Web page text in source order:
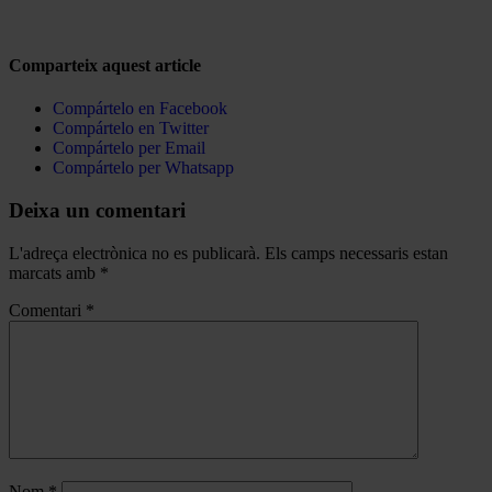
Comparteix aquest article
Compártelo en Facebook
Compártelo en Twitter
Compártelo per Email
Compártelo per Whatsapp
Deixa un comentari
L'adreça electrònica no es publicarà. Els camps necessaris estan
marcats amb *
Comentari *